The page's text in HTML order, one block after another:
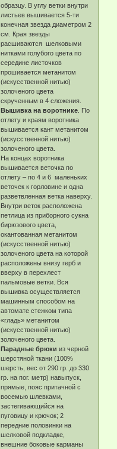
образцу. В углу ветки внутри
листьев вышивается 5-ти
конечная звезда диаметром 2
см. Края звезды
расшиваются шелковыми
нитками голубого цвета по
середине листочков
прошивается метанитом
(искусственной нитью)
золоченого цвета
скрученным в 4 сложения.
Вышивка на воротнике . По
отлету и краям воротника
вышивается кант метанитом
(искусственной нитью)
золоченого цвета.
На концах воротника
вышивается веточка по
отлету – по 4 и 6 маленьких
веточек к горловине и одна
разветвленная ветка наверху.
Внутри веток расположена
петлица из приборного сукна
бирюзового цвета,
окантованная метанитом
(искусственной нитью)
золоченого цвета на которой
расположены внизу герб и
вверху в перехлест
пальмовые ветки. Вся
вышивка осуществляется
машинным способом на
автомате стежком типа
«гладь» метанитом
(искусственной нитью)
золоченого цвета.
Парадные брюки из черной
шерстяной ткани (100%
шерсть, вес от 290 гр. до 330
гр. на пог. метр) навыпуск,
прямые, пояс притачной с
восемью шлевками,
застегивающийся на
пуговицу и крючок; 2
передние половинки на
шелковой подкладке,
внешние боковые карманы